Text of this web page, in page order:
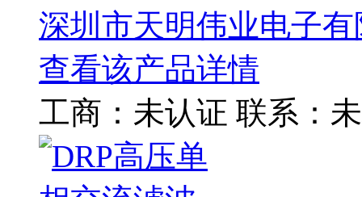
深圳市天明伟业电子
查看该产品详情
工商： 未认证 联系：